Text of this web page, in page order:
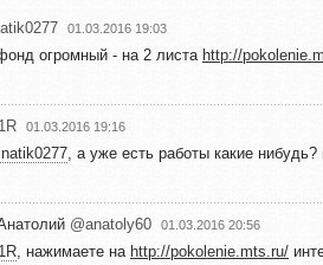
01.03.2016 19:03
огромный - на 2 листа http://
01.03.2016 19:16
, а уже есть работы какие
@anatoly60 01.03.2016 20:56
, нажимаете на http://pokolenie.mts.ru/